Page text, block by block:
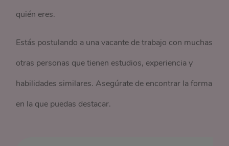
quién eres.
Estás postulando a una vacante de trabajo con muchas
otras personas que tienen estudios, experiencia y
habilidades similares. Asegúrate de encontrar la forma
en la que puedas destacar.